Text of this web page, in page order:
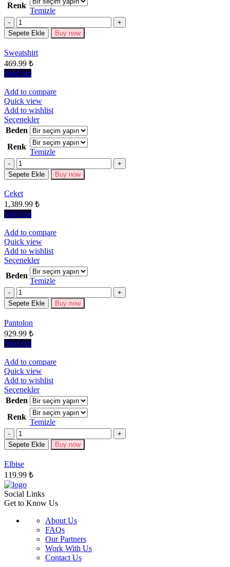
fazla
varyasyonu
Seçenekler
Renk
Temizle
Miktar
Sepete Ekle Buy now
Sweatshirt
469.99 ₺
Sold out
Add to compare
Quick view
Add to wishlist
SeçeneklerBu
ürünün
birden
fazla
varyasyonu
Seçenekler
seçilebilir
Beden
Renk
Temizle
Miktar
Sepete Ekle Buy now
Ceket
1,389.99 ₺
Sold out
Add to compare
Quick view
Add to wishlist
SeçeneklerBu
ürünün
birden
fazla
varyasyonu
var.
Beden
Temizle
Miktar
Sepete Ekle Buy now
Pantolon
929.99 ₺
Sold out
Add to compare
Quick view
Add to wishlist
SeçeneklerBu
ürünün
birden
fazla
varyasyonu
Seçenekler
Beden
Renk
Temizle
Miktar
Sepete Ekle Buy now
Elbise
119.99 ₺
Social Links
Get to Know Us
About Us
FAQs
Our Partners
Work With Us
Contact Us